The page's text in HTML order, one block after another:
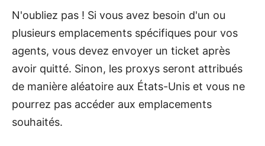
N'oubliez pas ! Si vous avez besoin d'un ou
plusieurs emplacements spécifiques pour vos
agents, vous devez envoyer un ticket après
avoir quitté. Sinon, les proxys seront attribués
de manière aléatoire aux États-Unis et vous ne
pourrez pas accéder aux emplacements
souhaités.